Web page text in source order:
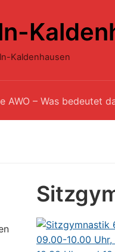
Kaldenhausen
AWO – Was bedeutet